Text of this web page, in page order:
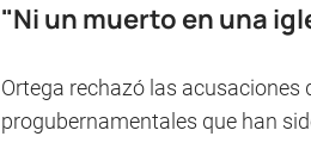
"Ni un muerto en una
Ortega rechazó las
progubernamentales que han